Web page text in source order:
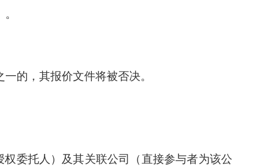
的，其报价文件将被否决。
委托人）及其关联公司（直接参与者为该公